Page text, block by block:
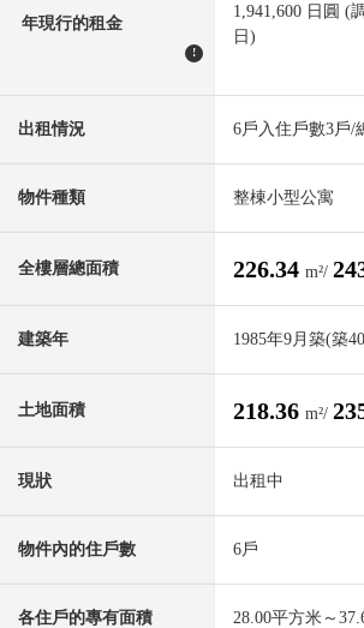
年現行的租金
!
1,941,600 日圓 (
日)
出租情況 6戶入住戶數3戶/
物件種類 整棟小型公寓
全樓層總面積 226.34 m²/
建築年 1985年9月築(築
土地面積 218.36 m²/
現狀 出租中
物件內的住戶數 6戶
各住戶的專有面積 28.00平方米～